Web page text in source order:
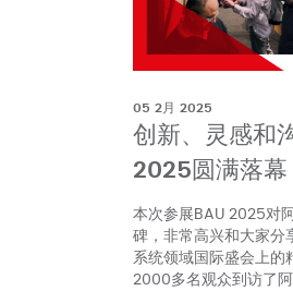
05 2月 2025
创新、灵感和
2025圆满落幕
本次参展BAU 2025对
碑，非常高兴和大家分
系统领域国际盛会上的
2000多名观众到访了